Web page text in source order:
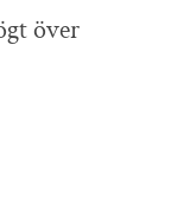
över